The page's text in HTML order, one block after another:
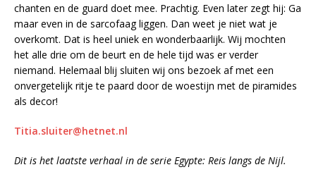
chanten en de guard doet mee. Prachtig. Even later zegt hij: Ga
maar even in de sarcofaag liggen. Dan weet je niet wat je
overkomt. Dat is heel uniek en wonderbaarlijk. Wij mochten
het alle drie om de beurt en de hele tijd was er verder
niemand. Helemaal blij sluiten wij ons bezoek af met een
onvergetelijk ritje te paard door de woestijn met de piramides
als decor!
Titia.sluiter@hetnet.nl
Dit is het laatste verhaal in de serie Egypte: Reis langs de Nijl.